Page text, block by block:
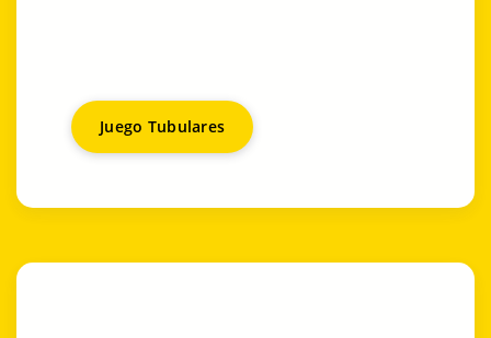
Juego Tubulares